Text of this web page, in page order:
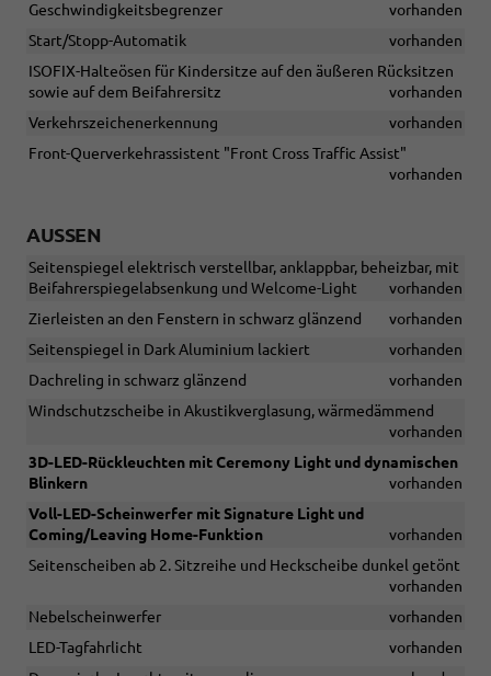
Geschwindigkeitsbegrenzer
vorhanden
Start/Stopp-Automatik
vorhanden
ISOFIX-Halteösen für Kindersitze auf den äußeren Rücksitzen
sowie auf dem Beifahrersitz
vorhanden
Verkehrszeichenerkennung
vorhanden
Front-Querverkehrassistent "Front Cross Traffic Assist"
vorhanden
AUSSEN
Seitenspiegel elektrisch verstellbar, anklappbar, beheizbar, mit
Beifahrerspiegelabsenkung und Welcome-Light
vorhanden
Zierleisten an den Fenstern in schwarz glänzend
vorhanden
Seitenspiegel in Dark Aluminium lackiert
vorhanden
Dachreling in schwarz glänzend
vorhanden
Windschutzscheibe in Akustikverglasung, wärmedämmend
vorhanden
3D-LED-Rückleuchten mit Ceremony Light und dynamischen
Blinkern
vorhanden
Voll-LED-Scheinwerfer mit Signature Light und
Coming/Leaving Home-Funktion
vorhanden
Seitenscheiben ab 2. Sitzreihe und Heckscheibe dunkel getönt
vorhanden
Nebelscheinwerfer
vorhanden
LED-Tagfahrlicht
vorhanden